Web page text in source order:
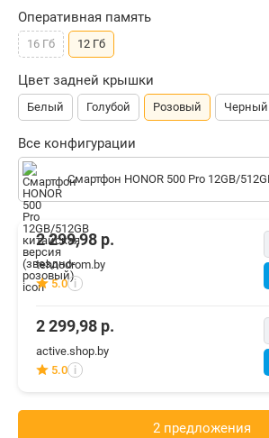
Оперативная память
16 Гб 12 Гб
Цвет задней крышки
Белый Голубой Розовый Черный
Все конфигурации
2 299,98 р.
tehnodrom.by
5.0 i
2 299,98 р.
active.shop.by
5.0 i
2 предложения